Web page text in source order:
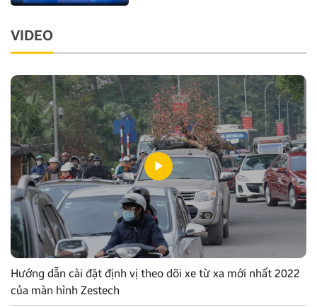
VIDEO
Hướng dẫn cài đặt định vị theo dõi xe từ xa mới nhất 2022
của màn hình Zestech